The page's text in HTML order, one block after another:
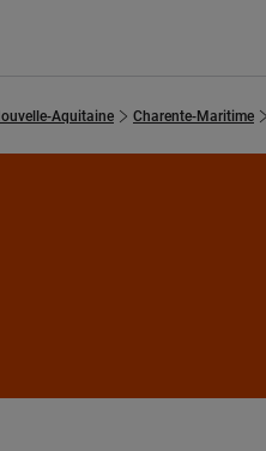
Aquitaine Charente-Maritime